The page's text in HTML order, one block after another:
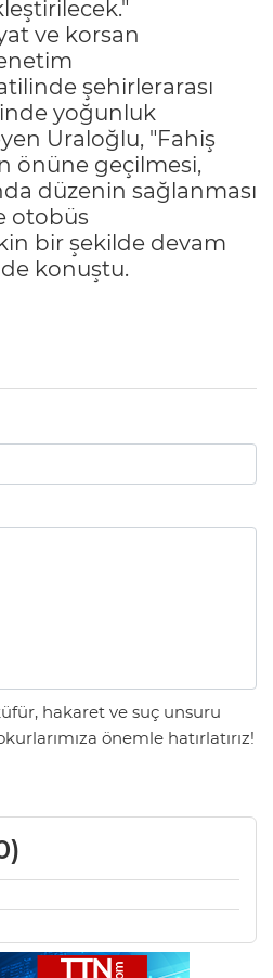
ve korsan
şehirlerarası
yoğunluk
Uraloğlu, "Fahiş
önüne geçilmesi,
düzenin sağlanması
otobüs
bir şekilde devam
konuştu.
hakaret ve suç unsuru
önemle hatırlatırız!
)